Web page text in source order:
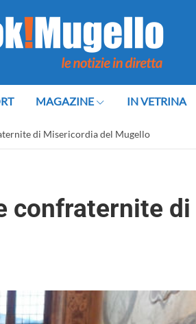
MAGAZINE IN VETRINA
di Misericordia del Mugello
confraternite di